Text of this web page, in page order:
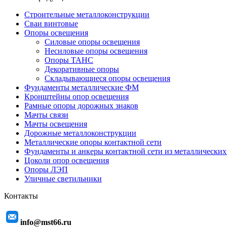
Строительные металлоконструкции
Сваи винтовые
Опоры освещения
Силовые опоры освещения
Несиловые опоры освещения
Опоры ТАНС
Декоративные опоры
Складывающиеся опоры освещения
Фундаменты металлические ФМ
Кронштейны опор освещения
Рамные опоры дорожных знаков
Мачты связи
Мачты освещения
Дорожные металлоконструкции
Металлические опоры контактной сети
Фундаменты и анкеры контактной сети из
Цоколи опор освещения
Опоры ЛЭП
Уличные светильники
Контакты
info@mst66.ru